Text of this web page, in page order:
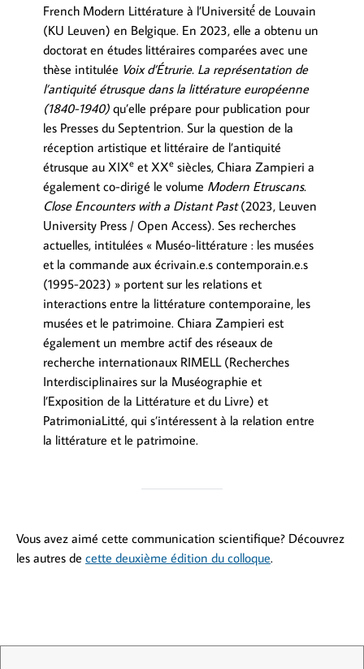
French Modern Littérature à l’Université́ de Louvain
(KU Leuven) en Belgique. En 2023, elle a obtenu un
doctorat en études littéraires comparées avec une
thèse intitulée Voix d’Étrurie. La représentation de
l’antiquité étrusque dans la littérature européenne
(1840-1940)qu’elle prépare pour publication pour
les Presses du Septentrion. Sur la question de la
réception artistique et littéraire de l’antiquité
étrusque au XIXeet XXesiècles, Chiara Zampieri a
également co-dirigé le volume Modern Etruscans.
Close Encounters with a Distant Past(2023, Leuven
University Press / Open Access). Ses recherches
actuelles, intitulées « Muséo-littérature : les musées
et la commande aux écrivain.e.s contemporain.e.s
(1995-2023) » portent sur les relations et
interactions entre la littérature contemporaine, les
musées et le patrimoine. Chiara Zampieri est
également un membre actif des réseaux de
recherche internationaux RIMELL (Recherches
Interdisciplinaires sur la Muséographie et
l’Exposition de la Littérature et du Livre) et
PatrimoniaLitté, qui s’intéressent à la relation entre
la littérature et le patrimoine.
Vous avez aimé cette communication scientifique? Découvrez
les autres de cette deuxième édition du colloque.